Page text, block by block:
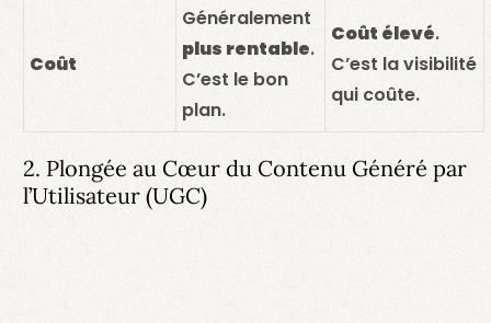
Coût
Généralement
plus rentable.
C’est le bon
plan.
Coût élevé.
C’est la visibilité
qui coûte.
2. Plongée au Cœur du Contenu Généré par
l’Utilisateur (UGC)